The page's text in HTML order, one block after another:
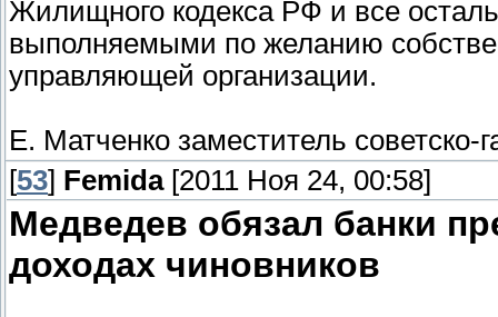
Жилищного кодекса РФ и все
выполняемыми по желанию
управляющей организации.
Е. Матченко заместитель советско-
[53] Femida[2011 Ноя 24, 00:58]
Медведев обязал банки
доходах чиновников